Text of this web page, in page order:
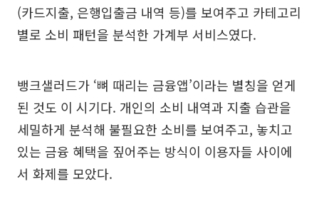
(카드지출, 은행입출금 내역 등)를 보여주고 카테고리
별로 소비 패턴을 분석한 가계부 서비스였다.
뱅크샐러드가 ‘뼈 때리는 금융앱’이라는 별칭을 얻게
된 것도 이 시기다. 개인의 소비 내역과 지출 습관을
세밀하게 분석해 불필요한 소비를 보여주고, 놓치고
있는 금융 혜택을 짚어주는 방식이 이용자들 사이에
서 화제를 모았다.